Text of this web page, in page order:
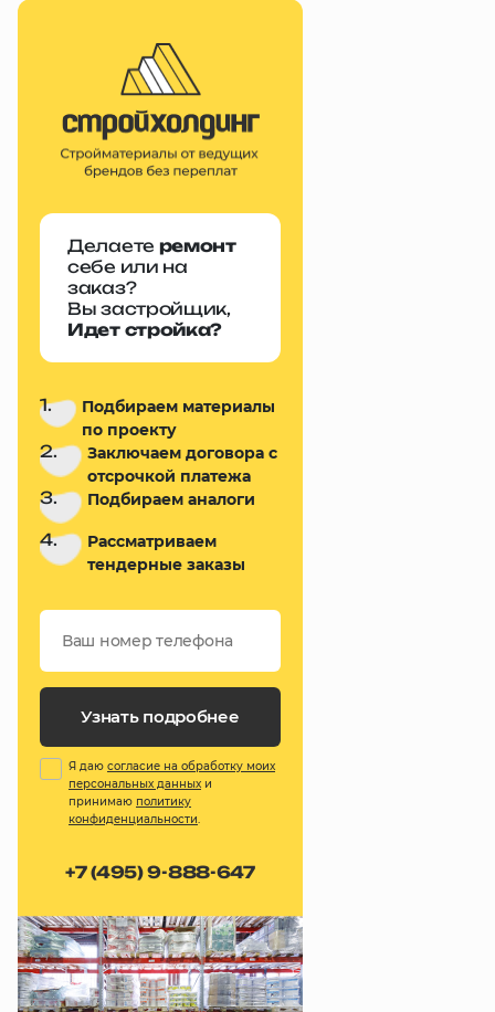
Делаете ремонт
себе или на
заказ?
Вы застройщик,
Идет стройка?
1.
Подбираем материалы
по проекту
2.
Заключаем договора с
отсрочкой платежа
3. Подбираем аналоги
4.
Рассматриваем
тендерные заказы
Узнать подробнее
Я даю согласие на обработку моих
персональных данных и
принимаю политику
конфиденциальности.
+7 (495) 9-888-647